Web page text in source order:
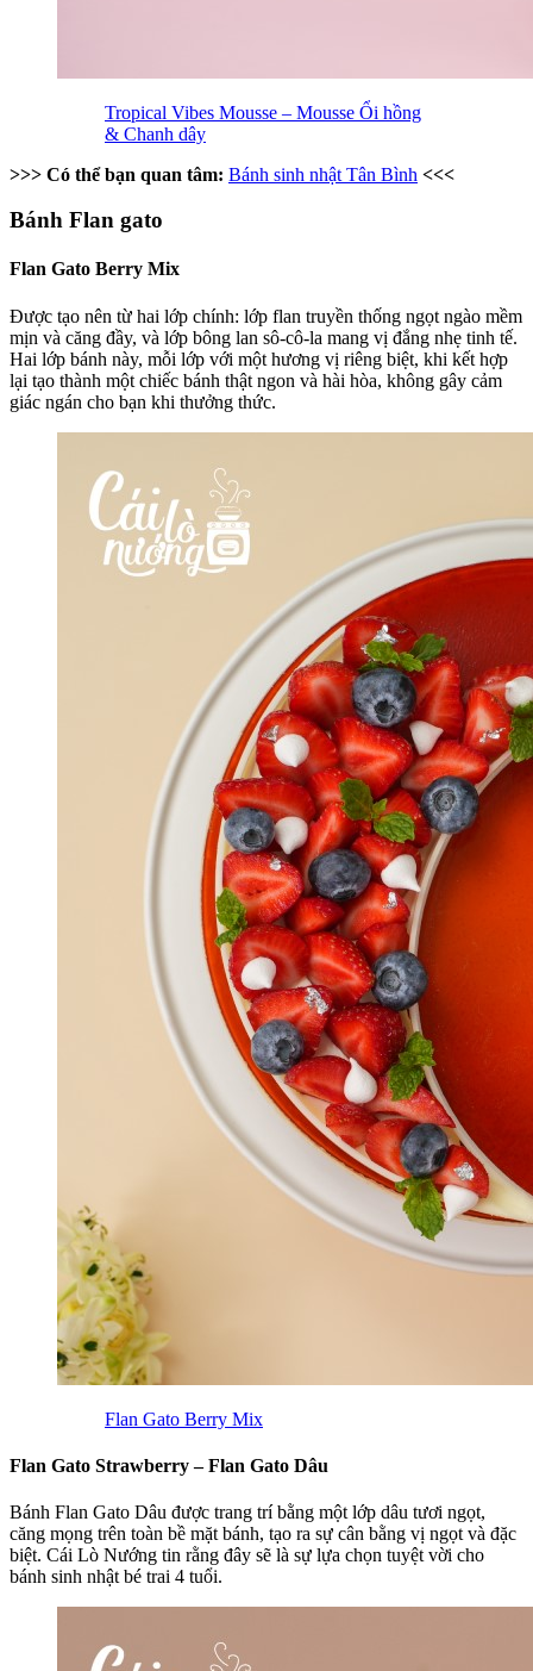
Tropical Vibes Mousse – Mousse Ổi hồng
& Chanh dây
>>> Có thể bạn quan tâm: Bánh sinh nhật Tân Bình <<<
Bánh Flan gato
Flan Gato Berry Mix
Được tạo nên từ hai lớp chính: lớp flan truyền thống ngọt ngào mềm
mịn và căng đầy, và lớp bông lan sô-cô-la mang vị đắng nhẹ tinh tế.
Hai lớp bánh này, mỗi lớp với một hương vị riêng biệt, khi kết hợp
lại tạo thành một chiếc bánh thật ngon và hài hòa, không gây cảm
giác ngán cho bạn khi thưởng thức.
Flan Gato Berry Mix
Flan Gato Strawberry – Flan Gato Dâu
Bánh Flan Gato Dâu được trang trí bằng một lớp dâu tươi ngọt,
căng mọng trên toàn bề mặt bánh, tạo ra sự cân bằng vị ngọt và đặc
biệt. Cái Lò Nướng tin rằng đây sẽ là sự lựa chọn tuyệt vời cho
bánh sinh nhật bé trai 4 tuổi.